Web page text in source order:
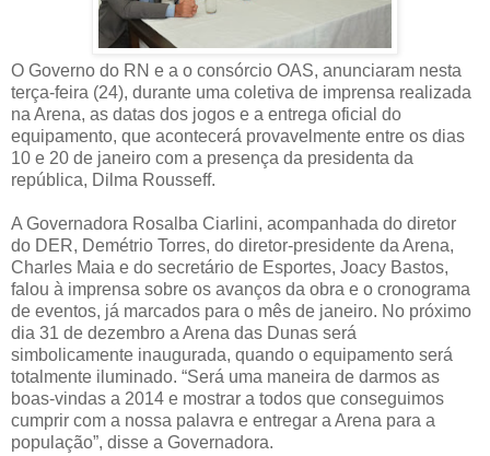
O Governo do RN e a o consórcio OAS, anunciaram nesta
terça-feira (24), durante uma coletiva de imprensa realizada
na Arena, as datas dos jogos e a entrega oficial do
equipamento, que acontecerá provavelmente entre os dias
10 e 20 de janeiro com a presença da presidenta da
república, Dilma Rousseff.
A Governadora Rosalba Ciarlini, acompanhada do diretor
do DER, Demétrio Torres, do diretor-presidente da Arena,
Charles Maia e do secretário de Esportes, Joacy Bastos,
falou à imprensa sobre os avanços da obra e o cronograma
de eventos, já marcados para o mês de janeiro. No próximo
dia 31 de dezembro a Arena das Dunas será
simbolicamente inaugurada, quando o equipamento será
totalmente iluminado. “Será uma maneira de darmos as
boas-vindas a 2014 e mostrar a todos que conseguimos
cumprir com a nossa palavra e entregar a Arena para a
população”, disse a Governadora.